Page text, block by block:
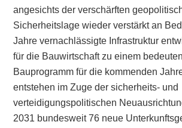
angesichts der verschärften
Sicherheitslage wieder verstärkt an
Jahre vernachlässigte Infrastruktur
für die Bauwirtschaft zu einem
Bauprogramm für die kommenden
entstehen im Zuge der sicherheits- und
verteidigungspolitischen
2031 bundesweit 76 neue